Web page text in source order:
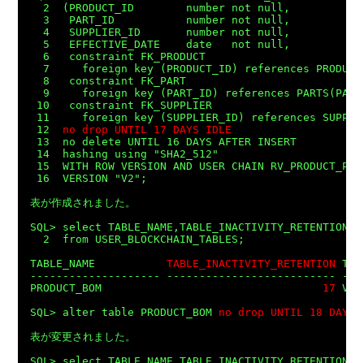
  2  (PRODUCT_ID        number not null,
  3   PART_ID           number not null,
  4   SUPPLIER_ID       number not null,
  5   EFFECTIVE_DATE    date   not null,
  6   constraint FK_PRODUCT
7     foreign key (PRODUCT_ID) references
  8   constraint FK_PART
9     foreign key (PART_ID) references
10   constraint FK_SUPPLIER
11     foreign key (SUPPLIER_ID) references
12 no drop UNTIL 17 DAYS IDLE
13  no delete UNTIL 16 DAYS AFTER INSERT
14  hashing using "SHA2_512"
15  WITH ROW VERSION AND USER CHAIN
16  VERSION "V2";
表が作成されました。
SQL> select
  2  from USER_BLOCKCHAIN_TABLES;
TABLE_NAME TABLE_INACTIVITY_RETENTION
-------------------- --------------------------
PRODUCT_BOM 17 V2
SQL> alter table PRODUCT_BOM no drop UNTIL 18 DAYS
表が変更されました。